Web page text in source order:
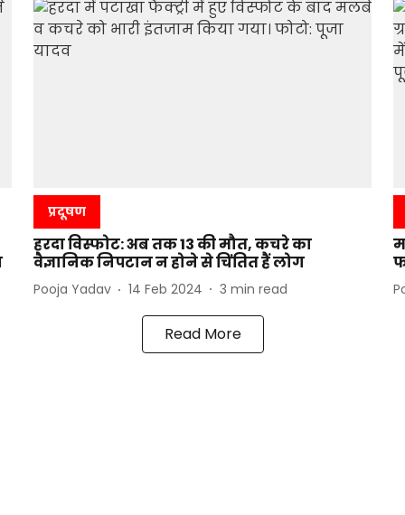
प्रदूषण
हरदा विस्फोट: अब तक 13 की मौत, कचरे का
वैज्ञानिक निपटान न होने से चिंतित हैं लोग
Pooja Yadav 14 Feb 2024 3 min read
Read More